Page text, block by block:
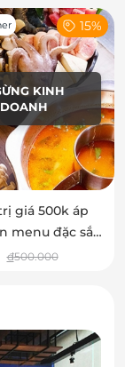
KINH
DOANH
15%
giá 500k áp
menu đặc sắc
Siam
đ500.000